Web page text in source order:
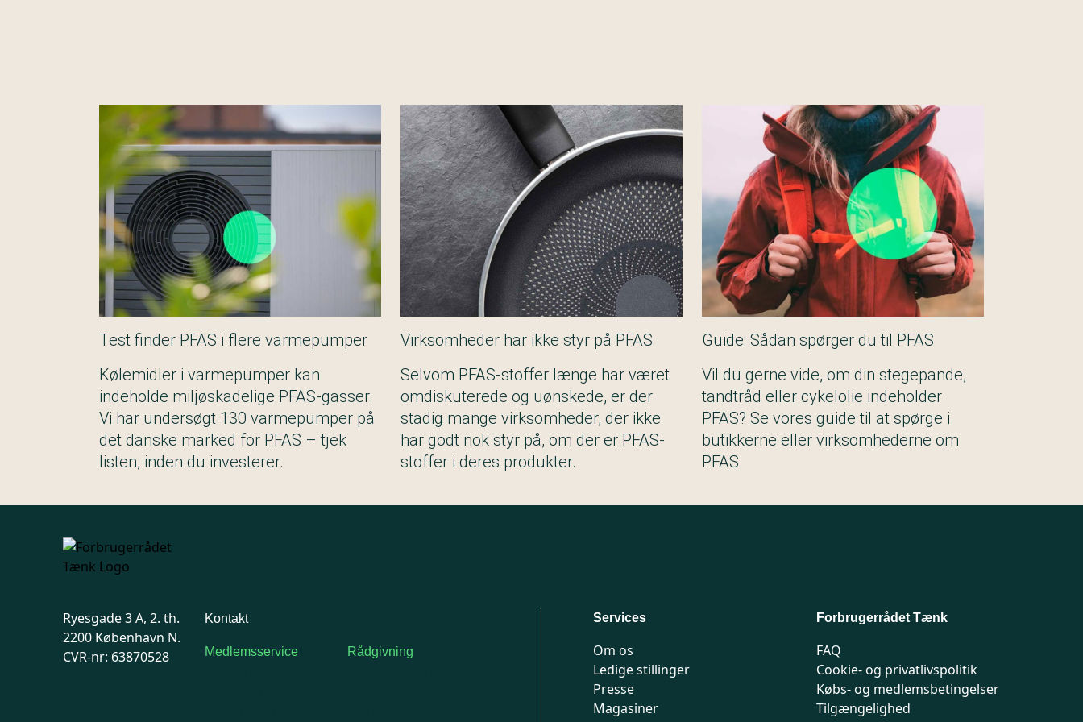
Test finder PFAS i flere varmepumper
Kølemidler i varmepumper kan
indeholde miljøskadelige PFAS-gasser.
Vi har undersøgt 130 varmepumper på
det danske marked for PFAS – tjek
listen, inden du investerer.
Virksomheder har ikke styr på PFAS
Selvom PFAS-stoffer længe har været
omdiskuterede og uønskede, er der
stadig mange virksomheder, der ikke
har godt nok styr på, om der er PFAS-
stoffer i deres produkter.
Guide: Sådan spørger du til PFAS
Vil du gerne vide, om din stegepande,
tandtråd eller cykelolie indeholder
PFAS? Se vores guide til at spørge i
butikkerne eller virksomhederne om
PFAS.
Ryesgade 3 A, 2. th.
2200 København N.
CVR-nr: 63870528
Kontakt
Medlemsservice Rådgivning
Services
Om os
Ledige stillinger
Presse
Magasiner
Forbrugerrådet Tænk
FAQ
Cookie- og privatlivspolitik
Købs- og medlemsbetingelser
Tilgængelighed